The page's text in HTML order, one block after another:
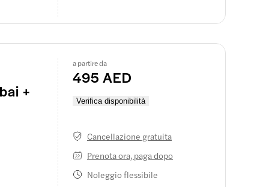
+
a partire da
495 AED
Verifica disponibilità
Cancellazione gratuita
Prenota ora, paga dopo
Noleggio flessibile